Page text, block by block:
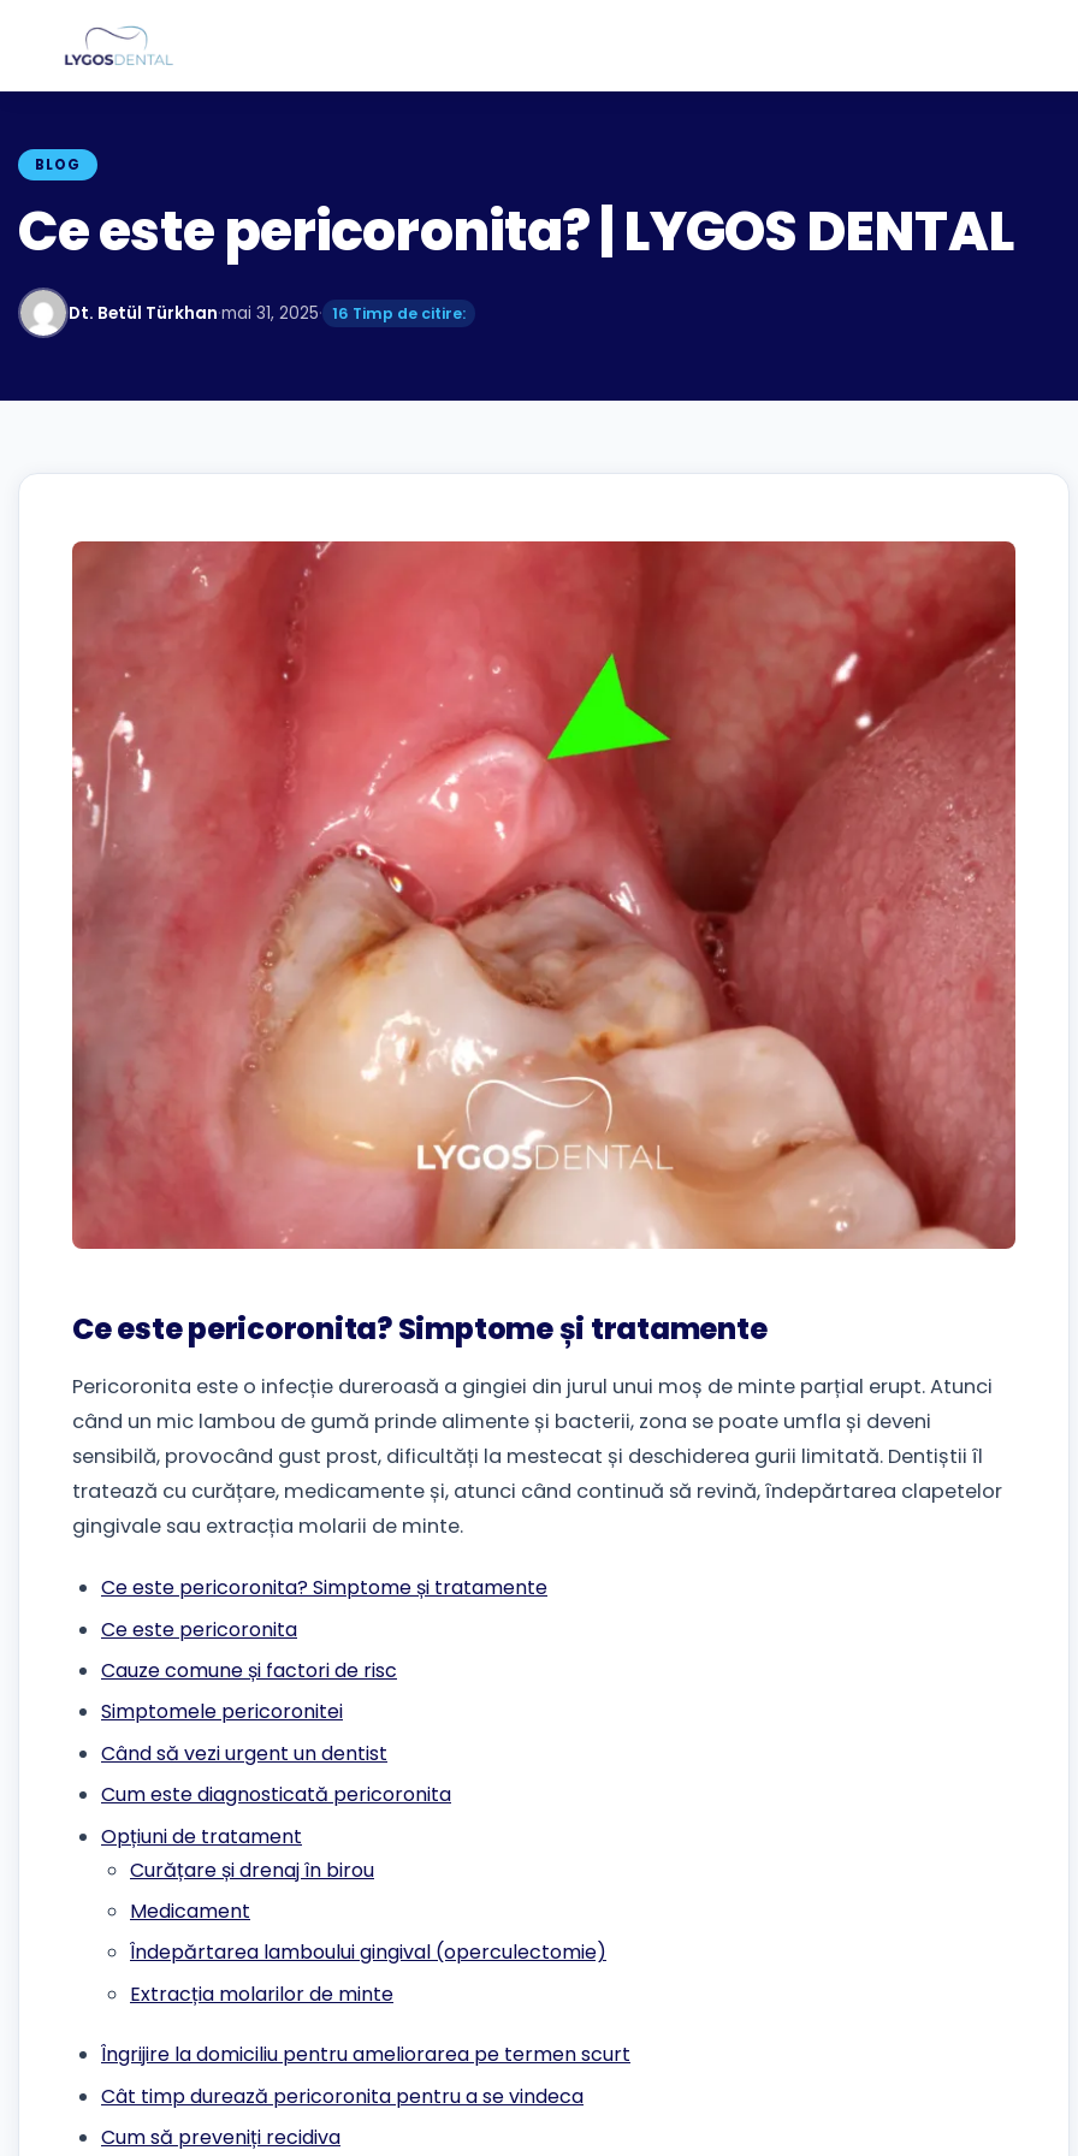
BLOG
Ce este pericoronita? | LYGOS DENTAL
Dt. Betül Türkhan·mai 31, 2025· 16 Timp de citire:
Ce este pericoronita? Simptome și tratamente
Pericoronita este o infecție dureroasă a gingiei din jurul unui moș de minte parțial erupt. Atunci
când un mic lambou de gumă prinde alimente și bacterii, zona se poate umfla și deveni
sensibilă, provocând gust prost, dificultăți la mestecat și deschiderea gurii limitată. Dentiștii îl
tratează cu curățare, medicamente și, atunci când continuă să revină, îndepărtarea clapetelor
gingivale sau extracția molarii de minte.
Ce este pericoronita? Simptome și tratamente
Ce este pericoronita
Cauze comune și factori de risc
Simptomele pericoronitei
Când să vezi urgent un dentist
Cum este diagnosticată pericoronita
Opțiuni de tratament
Curățare și drenaj în birou
Medicament
Îndepărtarea lamboului gingival (operculectomie)
Extracția molarilor de minte
Îngrijire la domiciliu pentru ameliorarea pe termen scurt
Cât timp durează pericoronita pentru a se vindeca
Cum să preveniți recidiva